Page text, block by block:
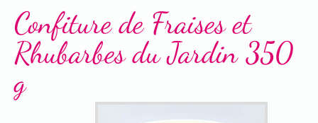
Confiture de Fraises et
Rhubarbes du Jardin 350
g